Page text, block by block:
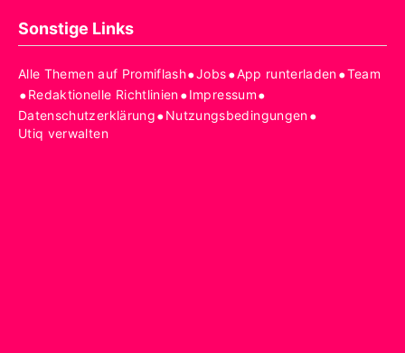
Sonstige Links
Alle Themen auf Promiflash•Jobs•App runterladen•Team
•Redaktionelle Richtlinien•Impressum•
Datenschutzerklärung•Nutzungsbedingungen•
Utiq verwalten